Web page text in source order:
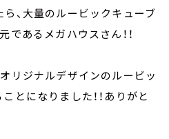
、大量のルービックキューブ
であるメガハウスさん！！
リジナルデザインのルービッ
とになりました！！ありがと